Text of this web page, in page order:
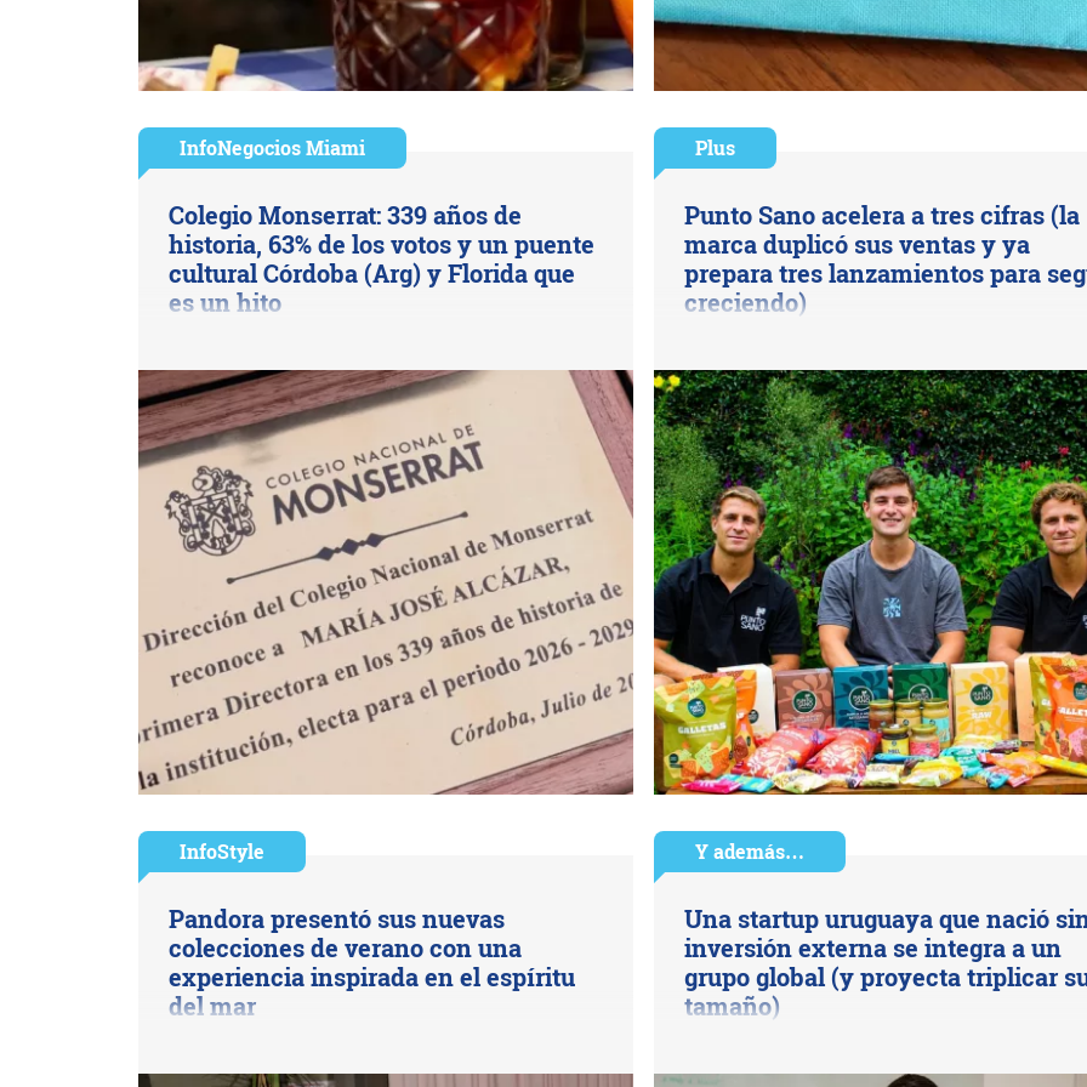
InfoNegocios Miami
Colegio Monserrat: 339 años de
historia, 63% de los votos y un puente
cultural Córdoba (Arg) y Florida que
es un hito
Plus
Punto Sano acelera a tres cifras (la
marca duplicó sus ventas y ya
prepara tres lanzamientos para
creciendo)
InfoStyle
Pandora presentó sus nuevas
colecciones de verano con una
experiencia inspirada en el espíritu
del mar
Y además…
Una startup uruguaya que nació
inversión externa se integra a un
grupo global (y proyecta triplicar
tamaño)